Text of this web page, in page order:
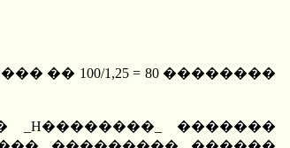
100/1,25 = 80 ��������
�������